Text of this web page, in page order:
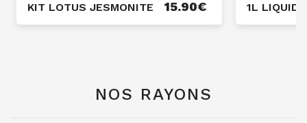
KIT LOTUS JESMONITE 15.90€
1L LIQUID
NOS RAYONS